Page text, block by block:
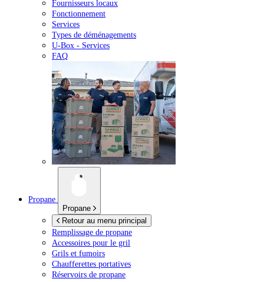
Fournisseurs locaux
Fonctionnement
Services
Types de déménagements
U-Box - Services
FAQ
Propane
Propane
Retour au menu principal
Remplissage de propane
Accessoires pour le gril
Grils et fumoirs
Chaufferettes portatives
Réservoirs de propane